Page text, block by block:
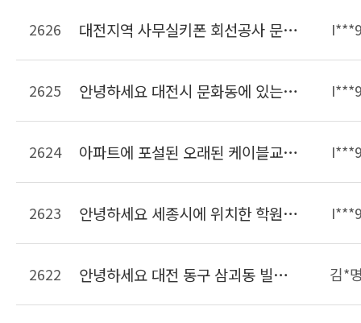
2626 대전지역 사무실키폰 회선공사 문의드립니다. 키폰주장치 및 키폰 일반전화는 보유중이면 개설할 라인은 키폰2라인 일반50라인입니다 연락주세요
2625 안녕하세요 대전시 문화동에 있는 사무실입니다. 크기는 약 20여평되고 PC가 6대 인터넷전화기 6대가 있습니다. 이사한 후에 현재 이전의 선을 연결해서 사용하고 있는데 선작업이 필요하여 문의드립니다.
2624 아파트에 포설된 오래된 케이블교체작업 가능한가요??? 단자함에 전기콘센트가 없는데 이것도 만들어 주실수 있는지 알고싶습니다
2623 안녕하세요 세종시에 위치한 학원입니다 학원리모델링하면서 랜선정리하려고합니다 비용은 어느정도하는지 궁금합니다
2622 안녕하세요 대전 동구 삼괴동 빌라인데 14세대입니다. 주차장쪽에 전화용구선단자함이 있고 집내부에는 단자함이 없습니다. 전화선코드만있는데 아파트처럼 인터넷을 사용할려면 얼마나 나오나요?? 김*